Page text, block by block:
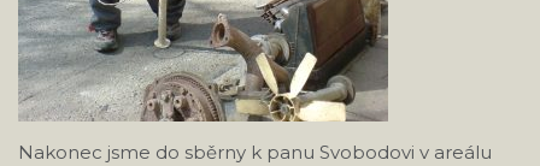
Nakonec jsme do sběrny k panu Svobodovi v areálu